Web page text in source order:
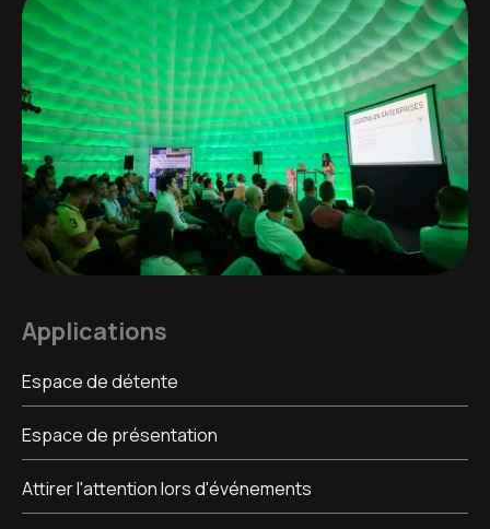
Applications
Espace de détente
Espace de présentation
Attirer l'attention lors d'événements